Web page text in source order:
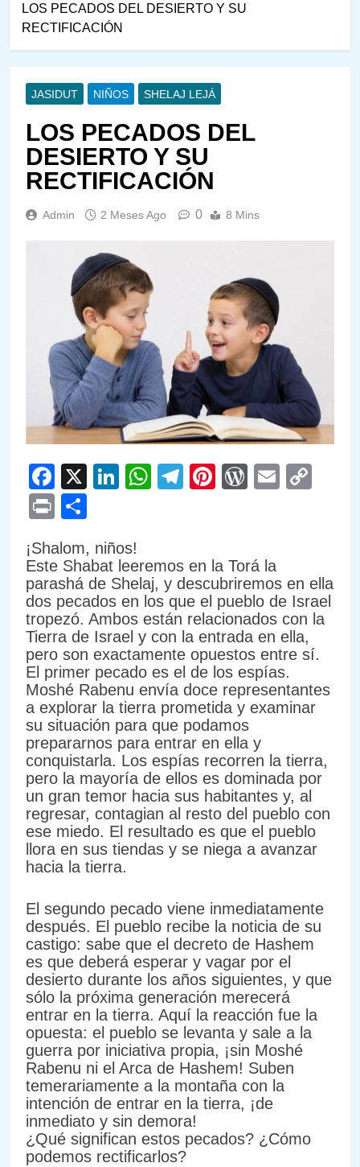
LOS PECADOS DEL DESIERTO Y SU
RECTIFICACIÓN
JASIDUT NIÑOS SHELAJ LEJÁ
LOS PECADOS DEL
DESIERTO Y SU
RECTIFICACIÓN
Admin 2 Meses Ago 0 8 Mins
Facebook
X LinkedIn
WhatsApp
Telegram
PinterestEmail
Print
¡Shalom, niños!
Este Shabat leeremos en la Torá la
parashá de Shelaj, y descubriremos en ella
dos pecados en los que el pueblo de Israel
tropezó. Ambos están relacionados con la
Tierra de Israel y con la entrada en ella,
pero son exactamente opuestos entre sí.
El primer pecado es el de los espías.
Moshé Rabenu envía doce representantes
a explorar la tierra prometida y examinar
su situación para que podamos
prepararnos para entrar en ella y
conquistarla. Los espías recorren la tierra,
pero la mayoría de ellos es dominada por
un gran temor hacia sus habitantes y, al
regresar, contagian al resto del pueblo con
ese miedo. El resultado es que el pueblo
llora en sus tiendas y se niega a avanzar
hacia la tierra.
El segundo pecado viene inmediatamente
después. El pueblo recibe la noticia de su
castigo: sabe que el decreto de Hashem
es que deberá esperar y vagar por el
desierto durante los años siguientes, y que
sólo la próxima generación merecerá
entrar en la tierra. Aquí la reacción fue la
opuesta: el pueblo se levanta y sale a la
guerra por iniciativa propia, ¡sin Moshé
Rabenu ni el Arca de Hashem! Suben
temerariamente a la montaña con la
intención de entrar en la tierra, ¡de
inmediato y sin demora!
¿Qué significan estos pecados? ¿Cómo
podemos rectificarlos?